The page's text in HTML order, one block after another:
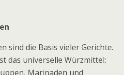
sind die Basis vieler Gerichte.
das universelle Würzmittel:
Marinaden und